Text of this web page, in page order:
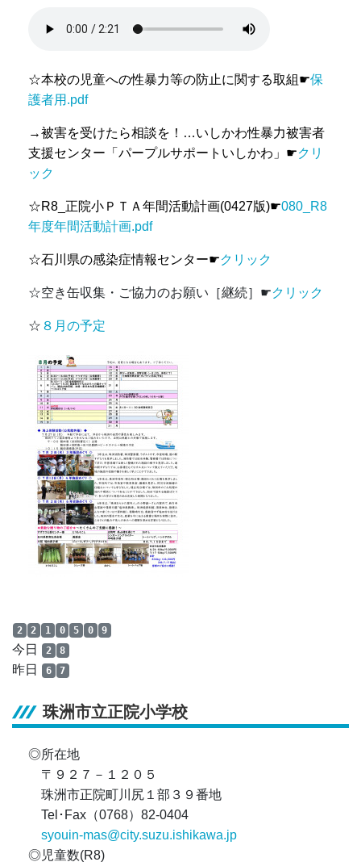
☆本校の児童への性暴力等の防止に関する取組☛保
護者用.pdf
→被害を受けたら相談を！…いしかわ性暴力被害者
支援センター「パープルサポートいしかわ」 ☛クリ
ック
☆R8_正院小ＰＴＡ年間活動計画(0427版)☛080_R8
年度年間活動計画.pdf
☆石川県の感染症情報センター☛クリック
☆空き缶収集・ご協力のお願い［継続］☛クリック
☆ ８月の予定
2 2 1 0 5 0 9
今日 2 8
昨日 6 7
珠洲市立正院小学校
◎所在地
〒９２７－１２０５
珠洲市正院町川尻１部３９番地
Tel･Fax（0768）82-0404
syouin-mas@city.suzu.ishikawa.jp
◎児童数(R8)